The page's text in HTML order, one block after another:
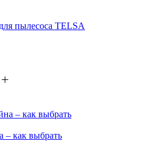
пылесоса TELSA
– как выбрать